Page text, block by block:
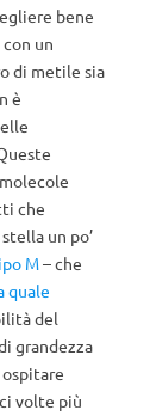
bene
un
di metile sia
è
che
un po’
M– che
quale
del
grandezza
volte più